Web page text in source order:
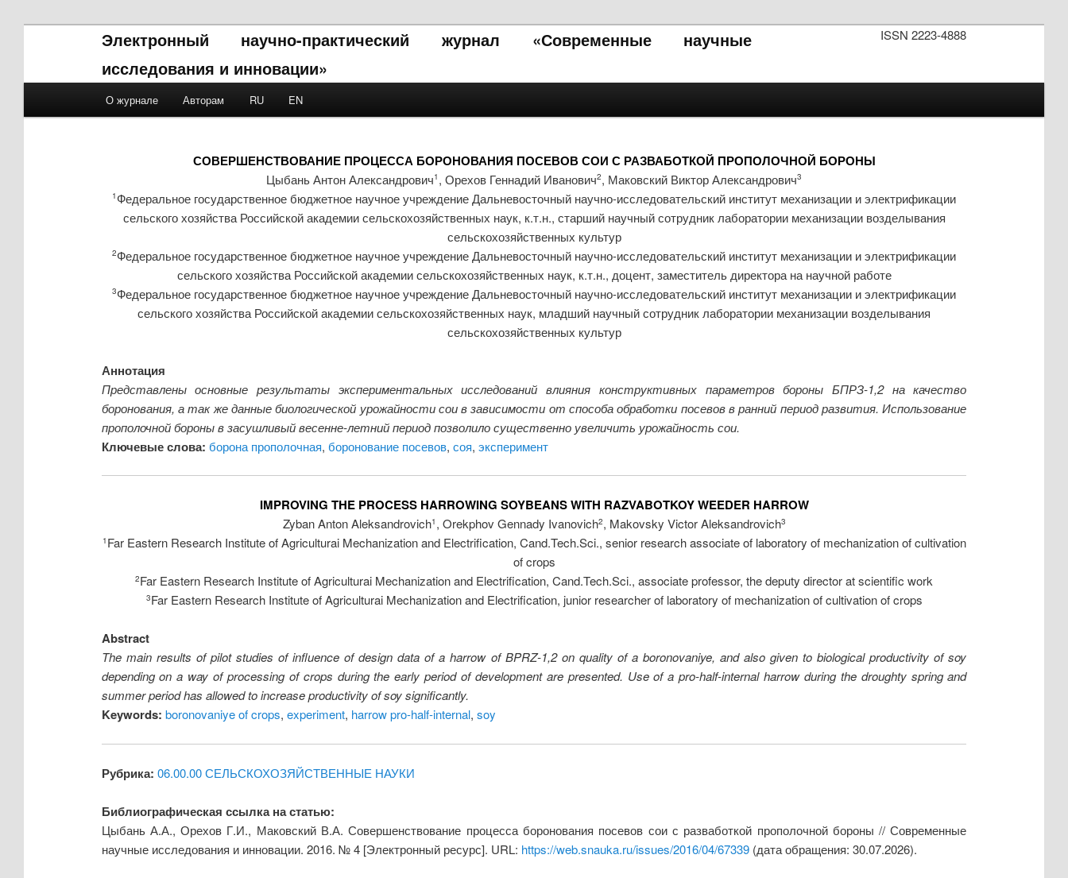
ISSN 2223-4888
Электронный научно-практический журнал «Современные научные
исследования и инновации»
Skip to primary content
Skip to secondary content
О журнале Авторам RU EN
СОВЕРШЕНСТВОВАНИЕ ПРОЦЕССА БОРОНОВАНИЯ ПОСЕВОВ СОИ С РАЗВАБОТКОЙ ПРОПОЛОЧНОЙ БОРОНЫ
Цыбань Антон Александрович1 , Орехов Геннадий Иванович2, Маковский Виктор Александрович3
1 Федеральное государственное бюджетное научное учреждение Дальневосточный научно-исследовательский институт механизации и электрификации
сельского хозяйства Российской академии сельскохозяйственных наук, к.т.н., старший научный сотрудник лаборатории механизации возделывания
сельскохозяйственных культур
2Федеральное государственное бюджетное научное учреждение Дальневосточный научно-исследовательский институт механизации и электрификации
сельского хозяйства Российской академии сельскохозяйственных наук, к.т.н., доцент, заместитель директора на научной работе
3Федеральное государственное бюджетное научное учреждение Дальневосточный научно-исследовательский институт механизации и электрификации
сельского хозяйства Российской академии сельскохозяйственных наук, младший научный сотрудник лаборатории механизации возделывания
сельскохозяйственных культур
Аннотация
Представлены основные результаты экспериментальных исследований влияния конструктивных параметров бороны БПРЗ-1,2 на качество
боронования, а так же данные биологической урожайности сои в зависимости от способа обработки посевов в ранний период развития. Использование
прополочной бороны в засушливый весенне-летний период позволило существенно увеличить урожайность сои.
Ключевые слова: борона прополочная, боронование посевов, соя, эксперимент
IMPROVING THE PROCESS HARROWING SOYBEANS WITH RAZVABOTKOY WEEDER HARROW
Zyban Anton Aleksandrovich1 , Orekphov Gennady Ivanovich2, Makovsky Victor Aleksandrovich3
1 Far Eastern Research Institute of Agriculturai Mechanization and Electrification, Cand.Tech.Sci., senior research associate of laboratory of mechanization of cultivation
of crops
2Far Eastern Research Institute of Agriculturai Mechanization and Electrification, Cand.Tech.Sci., associate professor, the deputy director at scientific work
3Far Eastern Research Institute of Agriculturai Mechanization and Electrification, junior researcher of laboratory of mechanization of cultivation of crops
Abstract
The main results of pilot studies of influence of design data of a harrow of BPRZ-1,2 on quality of a boronovaniye, and also given to biological productivity of soy
depending on a way of processing of crops during the early period of development are presented. Use of a pro-half-internal harrow during the droughty spring and
summer period has allowed to increase productivity of soy significantly.
Keywords: boronovaniye of crops, experiment, harrow pro-half-internal, soy
Рубрика: 06.00.00 СЕЛЬСКОХОЗЯЙСТВЕННЫЕ НАУКИ
Библиографическая ссылка на статью:
Цыбань А.А., Орехов Г.И., Маковский В.А. Совершенствование процесса боронования посевов сои с разваботкой прополочной бороны // Современные
научные исследования и инновации. 2016. № 4 [Электронный ресурс]. URL: https://web.snauka.ru/issues/2016/04/67339(дата обращения: 30.07.2026).